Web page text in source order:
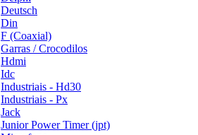
Deutsch
Din
F (Coaxial)
Garras / Crocodilos
Hdmi
Idc
Industriais - Hd30
Industriais - Px
Jack
Junior Power Timer (jpt)